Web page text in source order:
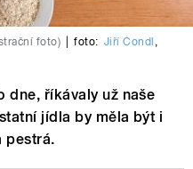
foto) foto: Jiří Čondl ,
dne, říkávaly už naše
jídla by měla být i
pestrá.